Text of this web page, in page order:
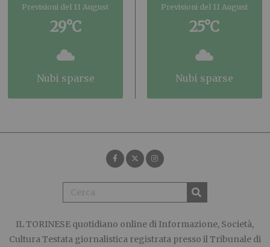
Previsioni del 11 August
29°C
nubi sparse
Previsioni del 11 August
25°C
nubi sparse
IL TORINESE quotidiano online di Informazione, Società,
Cultura Testata giornalistica registrata presso il Tribunale di